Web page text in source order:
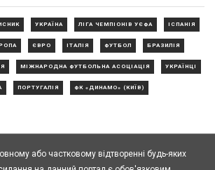
УКРАЇНА ЛІГА ЧЕМПІОНІВ УЄФА ІСПАНІЯ
ЄВРО ІТАЛІЯ ФУТБОЛ БРАЗИЛІЯ
МІЖНАРОДНА ФУТБОЛЬНА АСОЦІАЦІЯ УКРАЇНЦІ
ПОРТУГАЛІЯ ФК «ДИНАМО» (КИЇВ)
або частковому відтворенні будь-яких